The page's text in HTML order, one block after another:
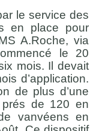
le service des
en place pour
A.Roche, via
le 20
mois. Il devait
d’application.
de plus d’une
de 120 en
vanvéens en